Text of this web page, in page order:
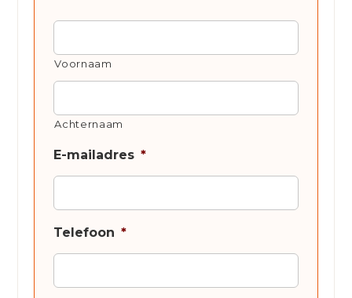
Voornaam
Achternaam
E-mailadres *
Telefoon *